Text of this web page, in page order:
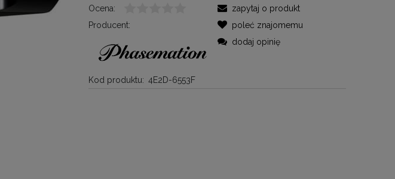
Ocena:
Producent:
Kod produktu: 4E2D-6553F
zapytaj o produkt
poleć znajomemu
dodaj opinię